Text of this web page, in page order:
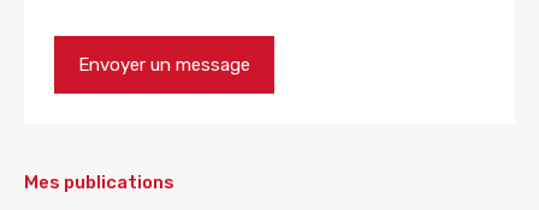
Mes publications